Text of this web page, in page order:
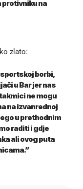
protivniku na
zlato:
borbi,
u Bar jer nas
ne mogu
na izvanrednoj
u prethodnim
raditi i gdje
ali ovog puta